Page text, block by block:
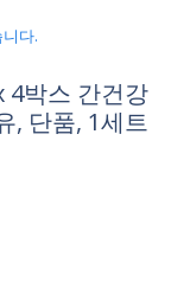
다.
4박스 간건강
, 단품, 1세트